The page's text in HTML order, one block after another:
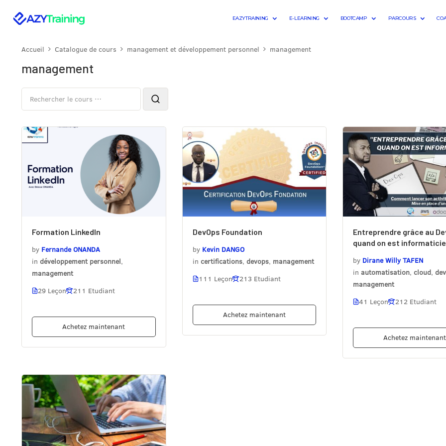
EAZYTRAINING E-LEARNING BOOTCAMP PARCOURS
Accueil Catalogue de cours management et développement personnel management
management
Formation LinkedIn
by Fernande ONANDA
in développement personnel,
management
29 Leçon
211 Etudiant
Achetez maintenant
DevOps Foundation
by Kevin DANGO
in certifications, devops, management
111 Leçon
213 Etudiant
Achetez maintenant
Entreprendre grâce au
quand on est
by Dirane Willy TAFEN
in automatisation, cloud,
management
41 Leçon
212 Etudiant
Achetez maintenant